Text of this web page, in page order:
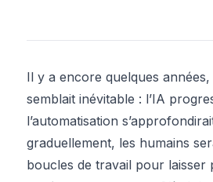
Il y a encore quelques
semblait inévitable : l’IA
l’automatisation
graduellement, les humains
boucles de travail pour laisser